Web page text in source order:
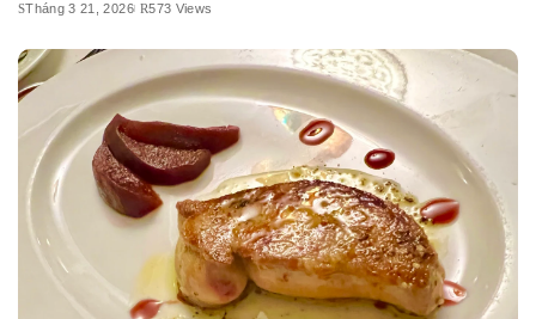
Tháng 3 21, 2026 573 Views